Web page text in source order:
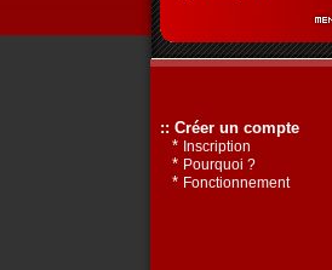
:: Créer un compte
* Inscription
* Pourquoi ?
* Fonctionnement